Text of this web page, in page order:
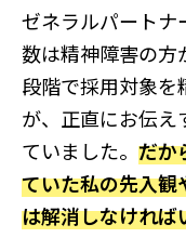
ゼネラルパートナ
数は精神障害の方
段階で採用対象を
が、正直にお伝
ていました。 だか
ていた私の先入観
は解消しなければ